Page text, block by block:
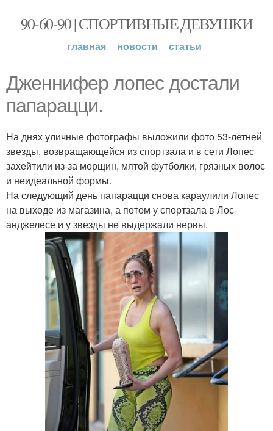
90-60-90 | СПОРТИВНЫЕ ДЕВУШКИ
главная новости статьи
Дженнифер лопес достали
папарацци.
На днях уличные фотографы выложили фото 53-летней
звезды, возвращающейся из спортзала и в сети Лопес
захейтили из-за морщин, мятой футболки, грязных волос
и неидеальной формы.
На следующий день папарацци снова караулили Лопес
на выходе из магазина, а потом у спортзала в Лос-
анджелесе и у звезды не выдержали нервы.